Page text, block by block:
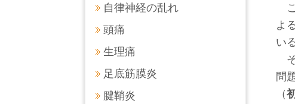
よ
い
問
（
自律神経の乱れ
頭痛
生理痛
足底筋膜炎
腱鞘炎